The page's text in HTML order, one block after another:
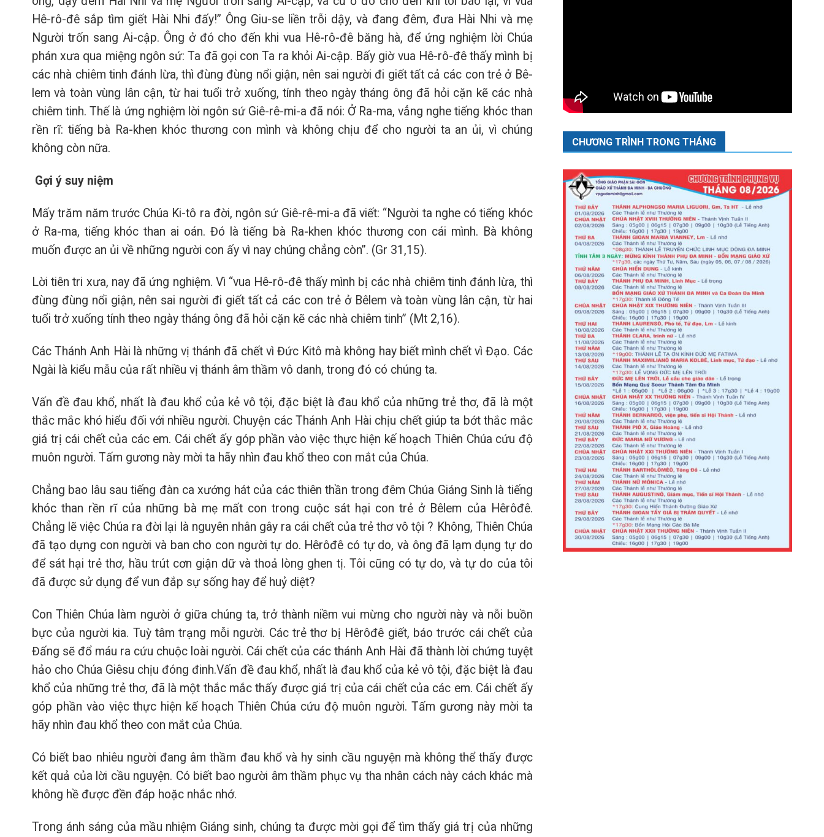
Hê-rô-đê sắp tìm giết Hài Nhi đấy!” Ông Giu-se liền trỗi dậy, và đang đêm, đưa Hài Nhi và mẹ
Người trốn sang Ai-cập. Ông ở đó cho đến khi vua Hê-rô-đê băng hà, để ứng nghiệm lời Chúa
phán xưa qua miệng ngôn sứ: Ta đã gọi con Ta ra khỏi Ai-cập. Bấy giờ vua Hê-rô-đê thấy mình bị
các nhà chiêm tinh đánh lừa, thì đùng đùng nổi giận, nên sai người đi giết tất cả các con trẻ ở Bê-
lem và toàn vùng lân cận, từ hai tuổi trở xuống, tính theo ngày tháng ông đã hỏi cặn kẽ các nhà
chiêm tinh. Thế là ứng nghiệm lời ngôn sứ Giê-rê-mi-a đã nói: Ở Ra-ma, vẳng nghe tiếng khóc than
rền rĩ: tiếng bà Ra-khen khóc thương con mình và không chịu để cho người ta an ủi, vì chúng
không còn nữa.
Gợi ý suy niệm
Mấy trăm năm trước Chúa Ki-tô ra đời, ngôn sứ Giê-rê-mi-a đã viết: “Người ta nghe có tiếng khóc
ở Ra-ma, tiếng khóc than ai oán. Đó là tiếng bà Ra-khen khóc thương con cái mình. Bà không
muốn được an ủi về những người con ấy vì nay chúng chẳng còn”. (Gr 31,15).
Lời tiên tri xưa, nay đã ứng nghiệm. Vì “vua Hê-rô-đê thấy mình bị các nhà chiêm tinh đánh lừa, thì
đùng đùng nổi giận, nên sai người đi giết tất cả các con trẻ ở Bêlem và toàn vùng lân cận, từ hai
tuổi trở xuống tính theo ngày tháng ông đã hỏi cặn kẽ các nhà chiêm tinh” (Mt 2,16).
Các Thánh Anh Hài là những vị thánh đã chết vì Đức Kitô mà không hay biết mình chết vì Đạo. Các
Ngài là kiểu mẫu của rất nhiều vị thánh âm thầm vô danh, trong đó có chúng ta.
Vấn đề đau khổ, nhất là đau khổ của kẻ vô tội, đặc biệt là đau khổ của những trẻ thơ, đã là một
thắc mắc khó hiểu đối với nhiều người. Chuyện các Thánh Anh Hài chịu chết giúp ta bớt thắc mắc
giá trị cái chết của các em. Cái chết ấy góp phần vào việc thực hiện kế hoạch Thiên Chúa cứu độ
muôn người. Tấm gương này mời ta hãy nhìn đau khổ theo con mắt của Chúa.
Chẳng bao lâu sau tiếng đàn ca xướng hát của các thiên thần trong đêm Chúa Giáng Sinh là tiếng
khóc than rền rĩ của những bà mẹ mất con trong cuộc sát hại con trẻ ở Bêlem của Hêrôđê.
Chẳng lẽ việc Chúa ra đời lại là nguyên nhân gây ra cái chết của trẻ thơ vô tội ? Không, Thiên Chúa
đã tạo dựng con người và ban cho con người tự do. Hêrôđê có tự do, và ông đã lạm dụng tự do
để sát hại trẻ thơ, hầu trút cơn giận dữ và thoả lòng ghen tị. Tôi cũng có tự do, và tự do của tôi
đã được sử dụng để vun đắp sự sống hay để huỷ diệt?
Con Thiên Chúa làm người ở giữa chúng ta, trở thành niềm vui mừng cho người này và nỗi buồn
bực của người kia. Tuỳ tâm trạng mỗi người. Các trẻ thơ bị Hêrôđê giết, báo trước cái chết của
Đấng sẽ đổ máu ra cứu chuộc loài người. Cái chết của các thánh Anh Hài đã thành lời chứng tuyệt
hảo cho Chúa Giêsu chịu đóng đinh.Vấn đề đau khổ, nhất là đau khổ của kẻ vô tội, đặc biệt là đau
khổ của những trẻ thơ, đã là một thắc mắc thấy được giá trị của cái chết của các em. Cái chết ấy
góp phần vào việc thực hiện kế hoạch Thiên Chúa cứu độ muôn người. Tấm gương này mời ta
hãy nhìn đau khổ theo con mắt của Chúa.
Có biết bao nhiêu người đang âm thầm đau khổ và hy sinh cầu nguyện mà không thể thấy được
kết quả của lời cầu nguyện. Có biết bao người âm thầm phục vụ tha nhân cách này cách khác mà
không hề được đền đáp hoặc nhắc nhớ.
Trong ánh sáng của mầu nhiệm Giáng sinh, chúng ta được mời gọi để tìm thấy giá trị của những
CHƯƠNG TRÌNH TRONG THÁNG